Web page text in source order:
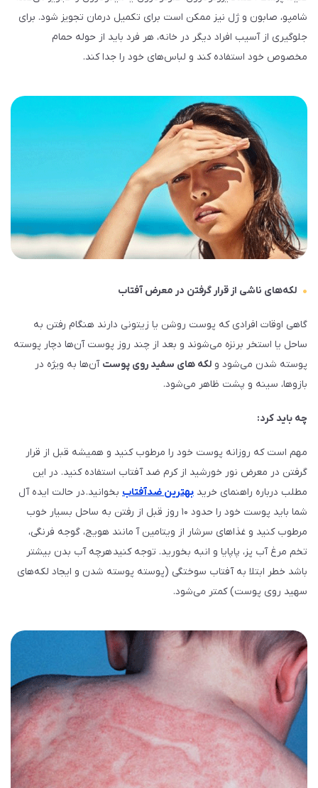
شامپو، صابون و ژل نیز ممکن است برای تکمیل درمان تجویز شود. برای
جلوگیری از آسیب افراد دیگر در خانه، هر فرد باید از حوله حمام
مخصوص خود استفاده کند و لباس‌های خود را جدا کند.
لکه‌های ناشی از قرار گرفتن در معرض آفتاب
گاهی اوقات افرادی که پوست روشن یا زیتونی دارند هنگام رفتن به
ساحل یا استخر برنزه می‌شوند و بعد از چند روز پوست آن‌ها دچار پوسته
پوسته شدن می‌شود و لکه‌ های سفید روی پوست آن‌ها به ویژه در
بازوها، سینه و پشت ظاهر می‌شود.
چه باید کرد:
مهم است که روزانه پوست خود را مرطوب کنید و همیشه قبل از قرار
گرفتن در معرض نور خورشید از کرم ضد آفتاب استفاده کنید. در این
مطلب درباره راهنمای خرید بهترین ضدآفتاب بخوانید. در حالت ایده آل
شما باید پوست خود را حدود ۱۰ روز قبل از رفتن به ساحل بسیار خوب
مرطوب کنید و غذاهای سرشار از ویتامین آ مانند هویج، گوجه فرنگی،
تخم مرغ آب پز، پاپایا و انبه بخورید. توجه کنید هرچه آب بدن بیشتر
باشد خطر ابتلا به آفتاب سوختگی (پوسته پوسته شدن و ایجاد لکه‌های
سهید روی پوست) کمتر می‌شود.